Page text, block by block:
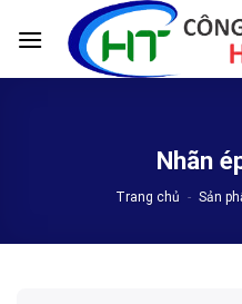
Nhãn
Trang chủ - Sản